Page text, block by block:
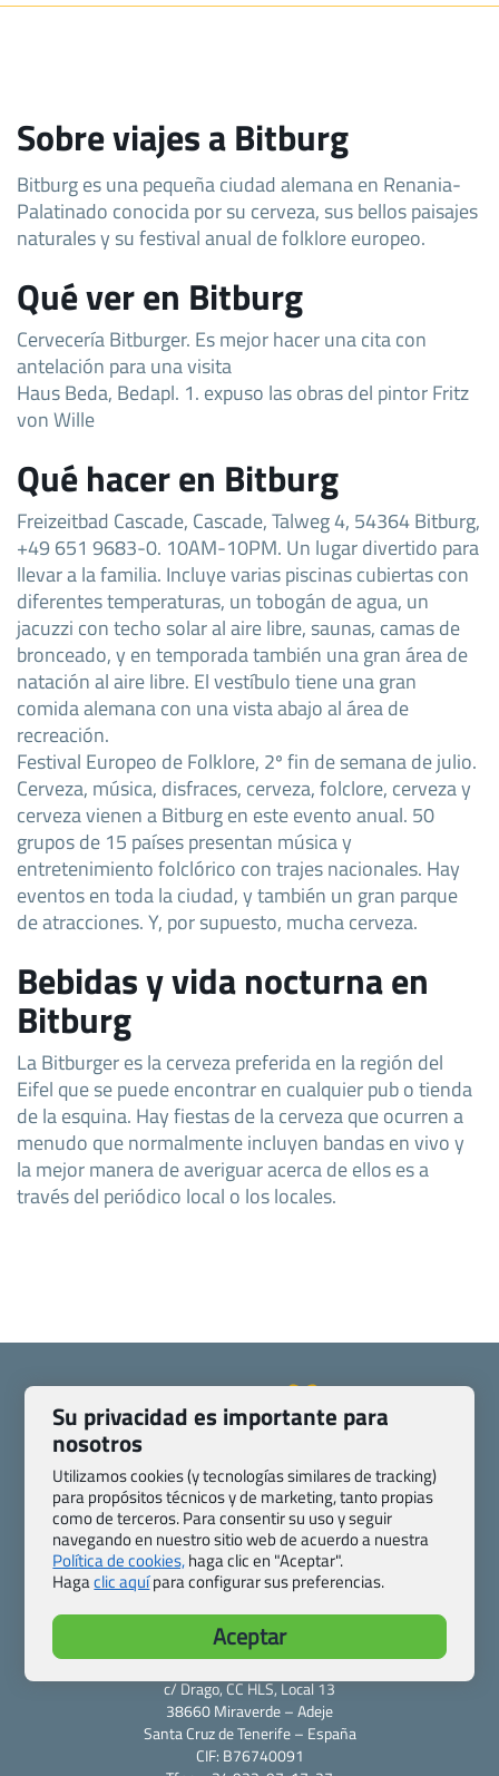
Sobre viajes a Bitburg
Bitburg es una pequeña ciudad alemana en Renania-
Palatinado conocida por su cerveza, sus bellos paisajes
naturales y su festival anual de folklore europeo.
Qué ver en Bitburg
Cervecería Bitburger. Es mejor hacer una cita con
antelación para una visita
Haus Beda, Bedapl. 1. expuso las obras del pintor Fritz
von Wille
Qué hacer en Bitburg
Freizeitbad Cascade, Cascade, Talweg 4, 54364 Bitburg,
+49 651 9683-0. 10AM-10PM. Un lugar divertido para
llevar a la familia. Incluye varias piscinas cubiertas con
diferentes temperaturas, un tobogán de agua, un
jacuzzi con techo solar al aire libre, saunas, camas de
bronceado, y en temporada también una gran área de
natación al aire libre. El vestíbulo tiene una gran
comida alemana con una vista abajo al área de
recreación.
Festival Europeo de Folklore, 2º fin de semana de julio.
Cerveza, música, disfraces, cerveza, folclore, cerveza y
cerveza vienen a Bitburg en este evento anual. 50
grupos de 15 países presentan música y
entretenimiento folclórico con trajes nacionales. Hay
eventos en toda la ciudad, y también un gran parque
de atracciones. Y, por supuesto, mucha cerveza.
Bebidas y vida nocturna en
Bitburg
La Bitburger es la cerveza preferida en la región del
Eifel que se puede encontrar en cualquier pub o tienda
de la esquina. Hay fiestas de la cerveza que ocurren a
menudo que normalmente incluyen bandas en vivo y
la mejor manera de averiguar acerca de ellos es a
través del periódico local o los locales.
Pasaporte, Visado, Salud y otras disposiciones específicas
Blog de Viajes.com
Registro de agencias
Preguntas frecuentes
Condiciones generales
Política de privacidad y cookies
Transparencia
Todas las páginas – sitemap
Viajes.com
Last Minute Express S.L.U.
c/ Drago, CC HLS, Local 13
38660 Miraverde – Adeje
Santa Cruz de Tenerife – España
CIF: B76740091
Su privacidad es importante para
nosotros
Utilizamos cookies (y tecnologías similares de tracking)
para propósitos técnicos y de marketing, tanto propias
como de terceros. Para consentir su uso y seguir
navegando en nuestro sitio web de acuerdo a nuestra
Política de cookies,haga clic en "Aceptar".
Hagaclic aquípara configurar sus preferencias.
Aceptar